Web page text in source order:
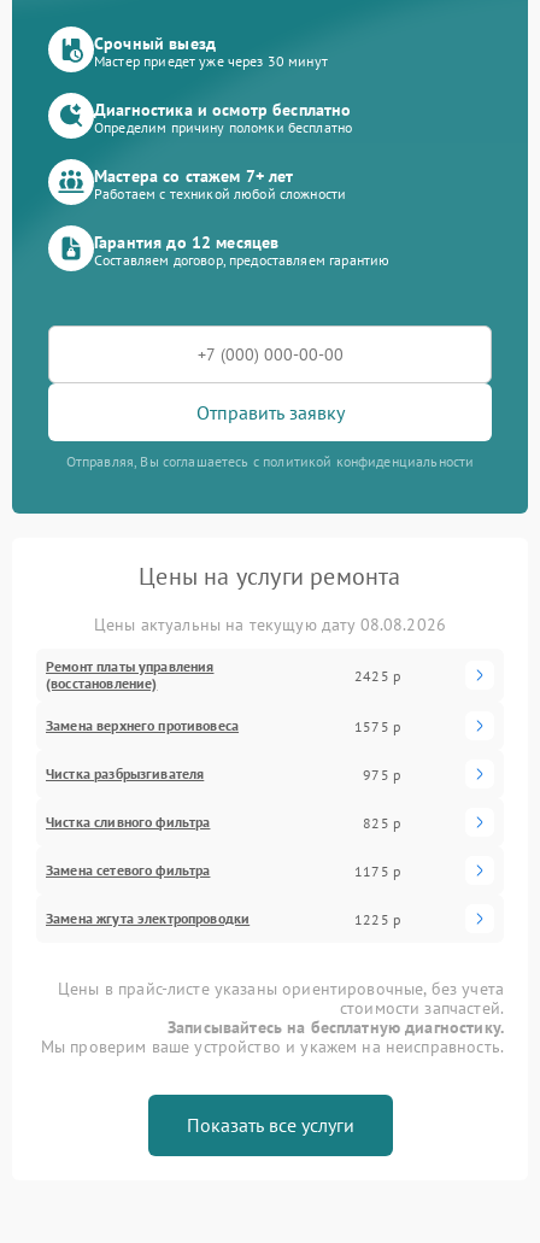
Срочный выезд
Мастер приедет уже через 30 минут
Диагностика и осмотр бесплатно
Определим причину поломки бесплатно
Мастера со стажем 7+ лет
Работаем с техникой любой сложности
Гарантия до 12 месяцев
Составляем договор, предоставляем гарантию
Отправить заявку
Отправляя, Вы соглашаетесь с политикой конфиденциальности
Цены на услуги ремонта
Цены актуальны на текущую дату 08.08.2026
Ремонт платы управления
(восстановление)
2425 р
Замена верхнего противовеса 1575 р
Чистка разбрызгивателя 975 р
Чистка сливного фильтра 825 р
Замена сетевого фильтра 1175 р
Замена жгута электропроводки 1225 р
Цены в прайс-листе указаны ориентировочные, без учета
стоимости запчастей.
Записывайтесь на бесплатную диагностику.
Мы проверим ваше устройство и укажем на неисправность.
Показать все услуги